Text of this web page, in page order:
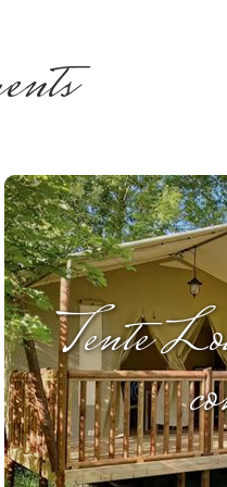
Tente